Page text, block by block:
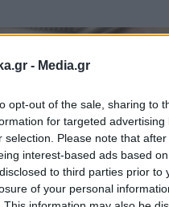
- Media.gr
opt-out of the sale, sharing to
for targeted
selection. Please note that
interest-based ads based
to third parties prior
of your personal